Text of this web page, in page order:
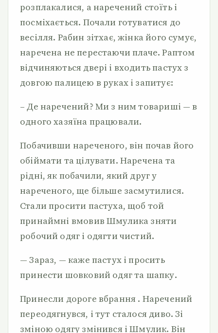
розплакалися, а наречений стоїть і
посміхається. Почали готуватися до
весілля. Рабин зітхає, жінка його сумує,
наречена не перестаючи плаче. Раптом
відчиняються двері і входить пастух з
довгою палицею в руках і запитує:
– Де наречений? Ми з ним товариші — в
одного хазяїна працювали.
Побачивши нареченого, він почав його
обіймати та цілувати. Наречена та
рідні, як побачили, який друг у
нареченого, ще більше засмутилися.
Стали просити пастуха, щоб той
принаймні вмовив Шмулика зняти
робочий одяг і одягти чистий.
— Зараз, — каже пастух і просить
принести шовковий одяг та шапку.
Принесли дороге вбрання . Наречений
переодягнувся, і тут сталося диво. Зі
зміною одягу змінився і Шмулик. Він